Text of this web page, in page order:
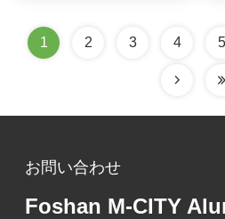
1 2 3 4 5
お問い合わせ
Foshan M-CITY